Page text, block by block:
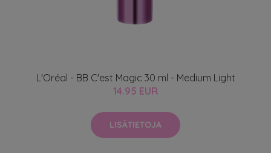
L'Oréal - BB C'est Magic 30 ml - Medium Light
14.95 EUR
LISÄTIETOJA